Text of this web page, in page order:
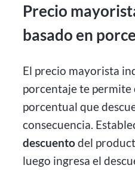
Precio
basado en
El precio mayorista
porcentaje te
porcentual que
consecuencia.
descuentodel
luego ingresa el